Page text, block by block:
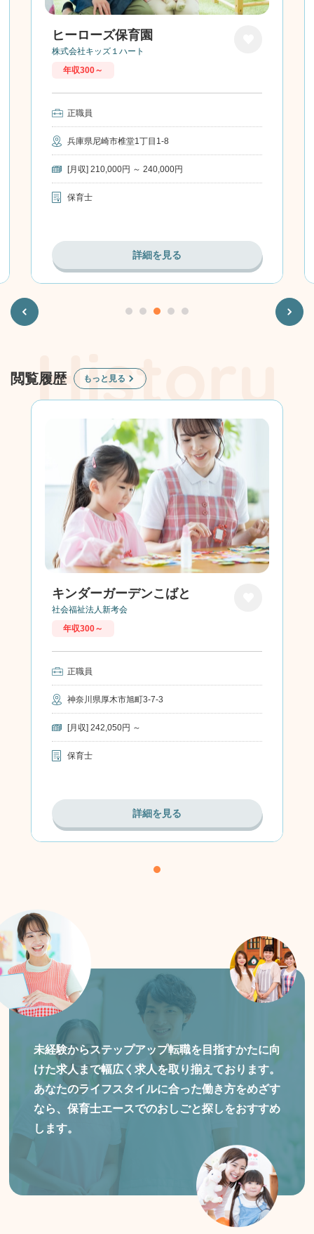
Previous
ヒーローズ保育園
株式会社キッズ１ハート
年収300～
正職員
兵庫県尼崎市椎堂1丁目1-8
[月収] 210,000円 ～ 240,000円
保育士
詳細を見る
Next
閲覧履歴 もっと見る
キンダーガーデンこばと
社会福祉法人新考会
年収300～
正職員
神奈川県厚木市旭町3-7-3
[月収] 242,050円 ～
保育士
詳細を見る
未経験からステップアップ転職を目指すかたに向
けた求人まで幅広く求人を取り揃えております。
あなたのライフスタイルに合った働き方をめざす
なら、保育士エースでのおしごと探しをおすすめ
します。